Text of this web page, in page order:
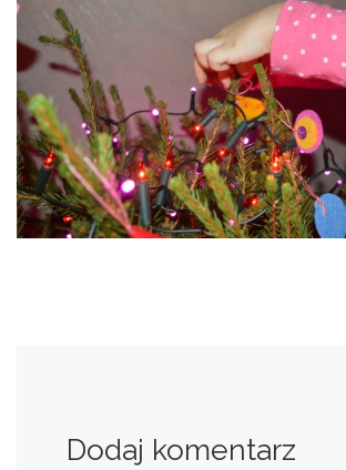
Dodaj komentarz